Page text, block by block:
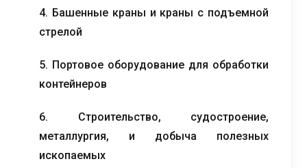
4. Башенные краны и краны с подъемной
стрелой
5. Портовое оборудование для обработки
контейнеров
6. Строительство, судостроение,
металлургия, и добыча полезных
ископаемых